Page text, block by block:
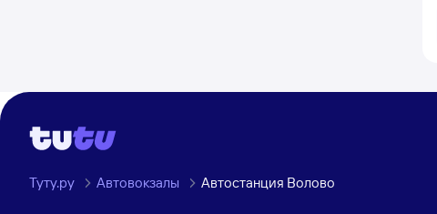
Туту.ру Автовокзалы Автостанция Волово